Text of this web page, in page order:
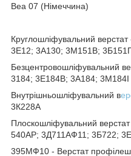
Bea 07 (Німеччина)
Круглошліфувальний
3Е12; 3А130; 3М151В;
Безцентровошліфувальний
3184; 3Е184В; 3А184; 3М184І
Внутрішньошліфувальний в
3К228А
Плоскошліфувальний
540AP; 3Д711АФ11; 3Б722;
395МФ10 - Верстат